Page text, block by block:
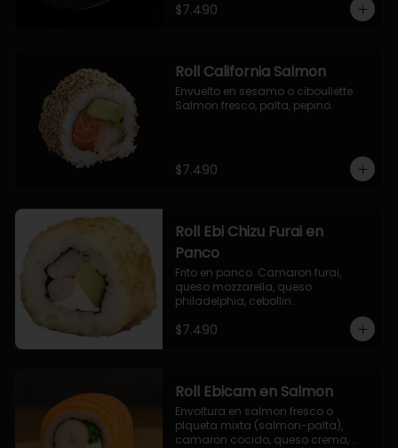
$7.490
Roll California Salmon
Envuelto en sesamo o ciboullette.
Salmon fresco, palta, pepino.
$7.490
Roll Ebi Chizu Furai en
Panco
Frito en panco. Camaron furai,
queso mozzarella, queso
philadelphia, cebollin.
$7.490
Roll Ebicam en Salmon
Envoltura en salmon fresco o
plqueta mixta (salmon-palta),
camaron cocido, queso crema,